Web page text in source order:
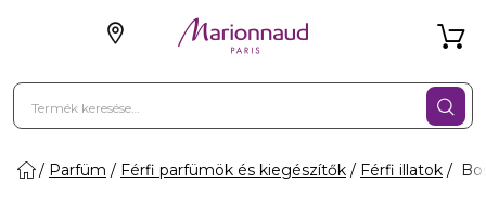
Parfüm Férfi parfümök és kiegészítők Férfi illatok